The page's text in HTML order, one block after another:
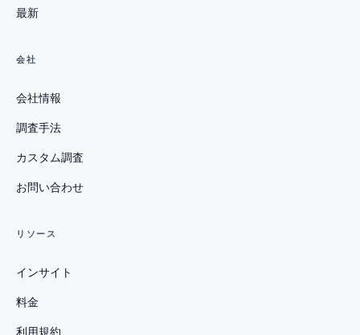
最新
会社
会社情報
調査手法
カスタム調査
お問い合わせ
リソース
インサイト
料金
利用規約